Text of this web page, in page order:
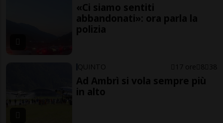
«Ci siamo sentiti
abbandonati»: ora parla la
polizia
QUINTO 17 ore 8 38
Ad Ambrì si vola sempre più
in alto